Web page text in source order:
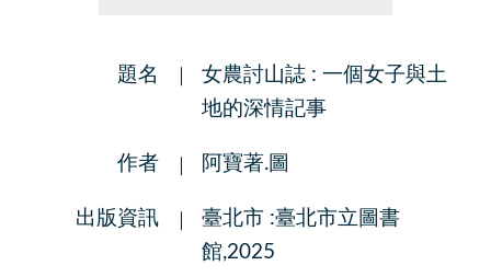
題名
女農討山誌 : 一個女子與土
地的深情記事
作者 阿寶著.圖
出版資訊
臺北市 :臺北市立圖書
館,2025